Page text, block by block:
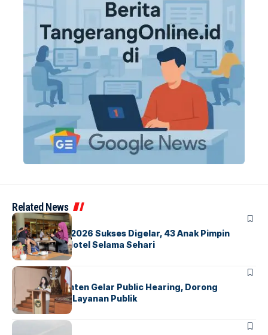
Related News
BERITAINDEX
GM For A Day 2026 Sukses Digelar, 43 Anak Pimpin
Operasional Hotel Selama Sehari
BANDARA BERITA
Karantina Banten Gelar Public Hearing, Dorong
Transparansi Layanan Publik
BANDARA